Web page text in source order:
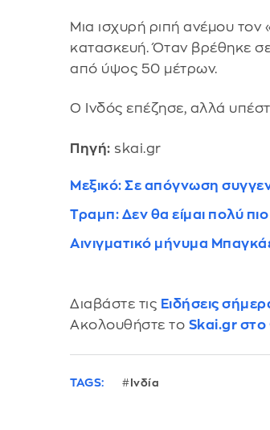
Μια ισχυρή ριπή ανέμου τον
κατασκευή. Όταν βρέθηκε
από ύψος 50 μέτρων.
Ο Ινδός επέζησε, αλλά
Πηγή: skai.gr
Μεξικό: Σε απόγνωση
Τραμπ: Δεν θα είμαι πολύ
Αινιγματικό μήνυμα
Διαβάστε τις Ειδήσεις
Ακολουθήστε το Skai.gr στο
TAGS: Ινδία